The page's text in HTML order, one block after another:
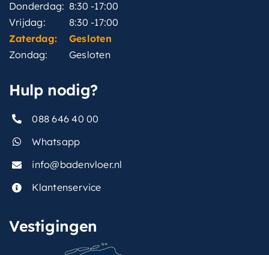
Donderdag: 8:30 -17:00
Vrijdag:
8:30 -17:00
Zaterdag:
Gesloten
Zondag:
Gesloten
Hulp nodig?
088 646 40 00
Whatsapp
info@badenvloer.nl
Klantenservice
Vestigingen